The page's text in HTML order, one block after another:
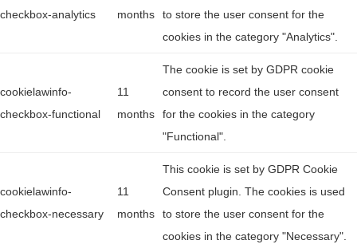
checkbox-analytics
months
to store the user consent for the
cookies in the category "Analytics".
cookielawinfo-
checkbox-functional
11
months
The cookie is set by GDPR cookie
consent to record the user consent
for the cookies in the category
"Functional".
cookielawinfo-
checkbox-necessary
11
months
This cookie is set by GDPR Cookie
Consent plugin. The cookies is used
to store the user consent for the
cookies in the category "Necessary".